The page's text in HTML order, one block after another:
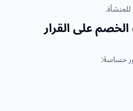
على القرار
حساسة: